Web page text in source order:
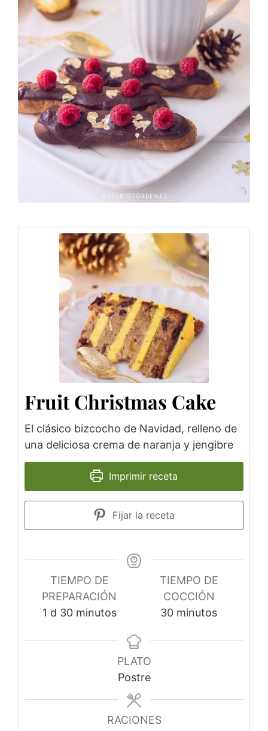
Fruit Christmas Cake
El clásico bizcocho de Navidad, relleno de
una deliciosa crema de naranja y jengibre
Imprimir receta
Fijar la receta
TIEMPO DE
PREPARACIÓN
1 d 30 minutos
TIEMPO DE
COCCIÓN
30 minutos
PLATO
Postre
RACIONES